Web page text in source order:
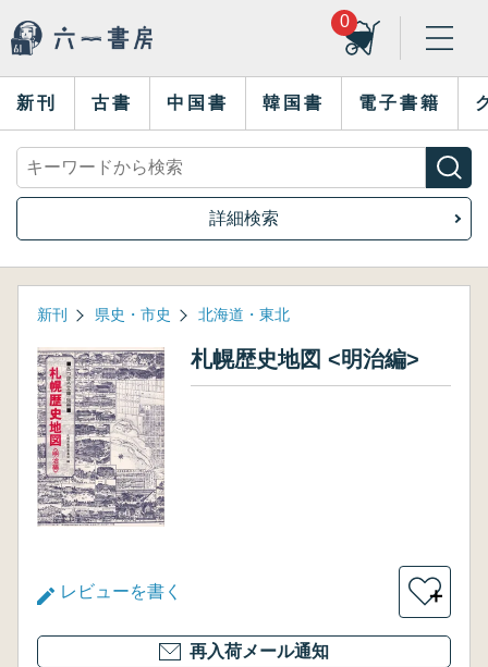
0
新刊 古書 中国書 韓国書 電子書籍
詳細検索
新刊 県史・市史 北海道・東北
札幌歴史地図 <明治編>
レビューを書く ＋
再入荷メール通知